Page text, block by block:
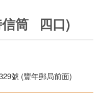
信筒 四口)
號 (豐年郵局前面)